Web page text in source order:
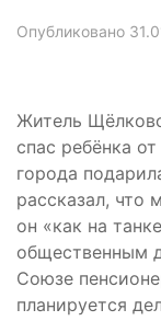
Опубликовано
Житель
спас ребёнка
города
рассказал, что
он «как на
общественным
Союзе
планируется